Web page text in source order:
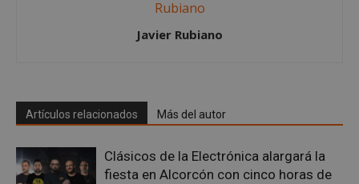
Javier Rubiano
Artículos relacionados Más del autor
Clásicos de la Electrónica alargará la
fiesta en Alcorcón con cinco horas de
Privacy Policy